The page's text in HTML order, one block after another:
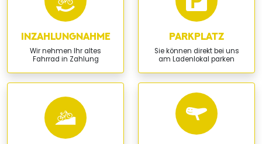
INZAHLUNGNAHME
Wir nehmen Ihr altes
Fahrrad in Zahlung
PARKPLATZ
Sie können direkt bei uns
am Ladenlokal parken